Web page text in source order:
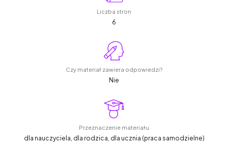
Liczba stron
6
Czy materiał zawiera odpowiedzi?
Nie
Przeznaczenie materiału
dla nauczyciela, dla rodzica, dla ucznia (praca samodzielne)